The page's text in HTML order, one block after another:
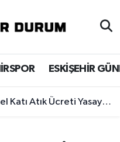
ESKİŞEHİR
Ücreti Yasaya Dayanıyor